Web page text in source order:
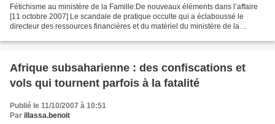
Fétichisme au ministère de la Famille:De nouveaux éléments dans l’affaire
[11 octobre 2007] Le scandale de pratique occulte qui a éclaboussé le
directeur des ressources financières et du matériel du ministère de la
Afrique subsaharienne : des confiscations et
vols qui tournent parfois à la fatalité
Publié le 11/10/2007 à 10:51
Par illassa.benoit